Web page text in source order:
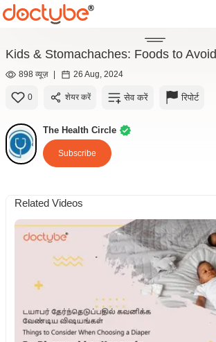
Kids & Stomachaches: Foods to Avoid
898 व्यूज़ | 26 Aug, 2024
0 शेयर करें सेव करें रिपोर्ट
The Health Circle
Subscribe
Related Videos